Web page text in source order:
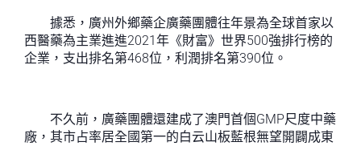
據悉，廣州外鄉藥企廣藥團體往年景為全球首家以
西醫藥為主業進進2021年《財富》世界500強排行榜的
企業，支出排名第468位，利潤排名第390位。
不久前，廣藥團體還建成了澳門首個GMP尺度中藥
廠，其市占率居全國第一的白云山板藍根無望開闢成東